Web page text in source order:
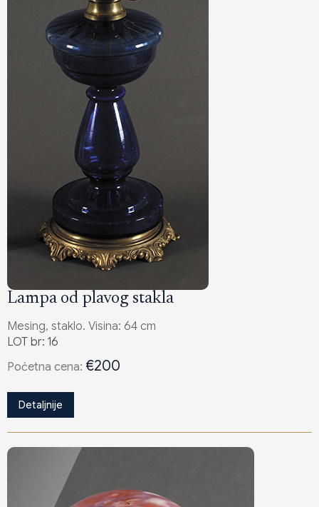
Lampa od plavog stakla
Mesing, staklo. Visina: 64 cm
LOT br: 16
Poċetna cena: €200
Detaljnije